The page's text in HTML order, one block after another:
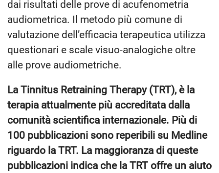
dai risultati delle prove di acufenometria
audiometrica. Il metodo più comune di
valutazione dell’efficacia terapeutica utilizza
questionari e scale visuo-analogiche oltre
alle prove audiometriche.
La Tinnitus Retraining Therapy (TRT), è la
terapia attualmente più accreditata dalla
comunità scientifica internazionale. Più di
100 pubblicazioni sono reperibili su Medline
riguardo la TRT. La maggioranza di queste
pubblicazioni indica che la TRT offre un aiuto